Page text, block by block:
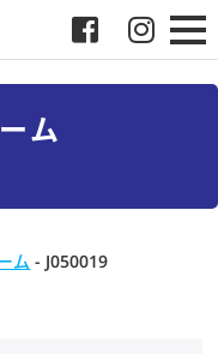
ム
ム - J050019